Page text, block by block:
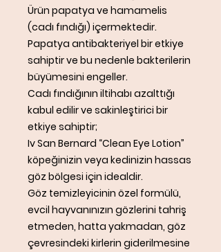
Ürün papatya ve hamamelis
(cadı fındığı) içermektedir.
Papatya antibakteriyel bir etkiye
sahiptir ve bu nedenle bakterilerin
büyümesini engeller.
Cadı fındığının iltihabı azalttığı
kabul edilir ve sakinleştirici bir
etkiye sahiptir;
Iv San Bernard “Clean Eye Lotion”
köpeğinizin veya kedinizin hassas
göz bölgesi için idealdir.
Göz temizleyicinin özel formülü,
evcil hayvanınızın gözlerini tahriş
etmeden, hatta yakmadan, göz
çevresindeki kirlerin giderilmesine